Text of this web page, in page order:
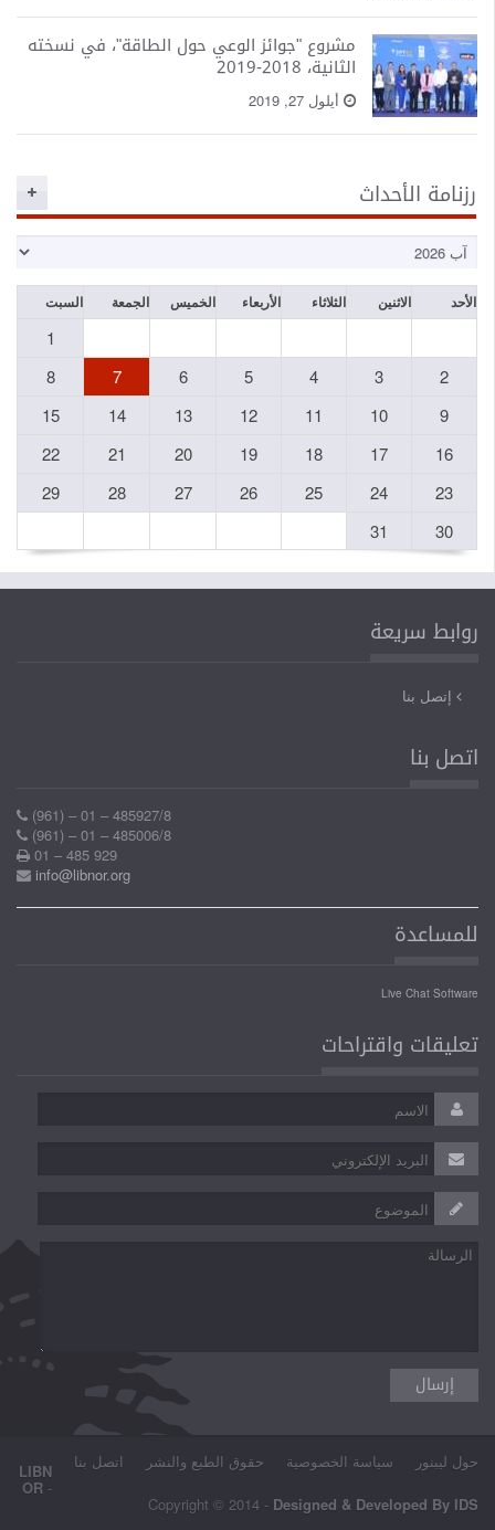
مشروع "جوائز الوعي حول الطاقة"، في نسخته
الثانية، 2018-2019
أيلول 27, 2019
رزنامة الأحداث
الأحد الاثنين الثلاثاء الأربعاء الخميس الجمعة السبت
1
2
3
4
5
6
7
8
9
10
11
12
13
14
15
16
17
18
19
20
21
22
23
24
25
26
27
28
29
30
31
روابط سريعة
إتصل بنا
اتصل بنا
(961) – 01 – 485927/8
(961) – 01 – 485006/8
01 – 485 929
info@libnor.org
للمساعدة
Live Chat Software
تعليقات واقتراحات
حول ليبنور سياسة الخصوصية حقوق الطبع والنشر اتصل بنا LIBN
OR -
Copyright © 2014 - Designed & Developed By IDS